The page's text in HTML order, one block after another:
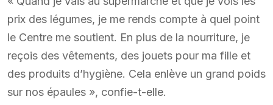
prix des légumes, je me rends compte à quel point
le Centre me soutient. En plus de la nourriture, je
reçois des vêtements, des jouets pour ma fille et
des produits d’hygiène. Cela enlève un grand poids
sur nos épaules », confie-t-elle.